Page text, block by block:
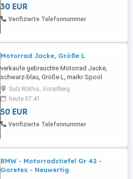
30 EUR
Verifizierte Telefonnummer
Motorrad Jacke, Größe L
verkaufe gebrauchte Motorrad Jacke,
schwarz-blau, Größe L, markr Spool
Sulz-Röthis, Vorarlberg
heute 07:41
50 EUR
Verifizierte Telefonnummer
BMW - Motorradstiefel Gr 42 -
Goretex - Neuwertig